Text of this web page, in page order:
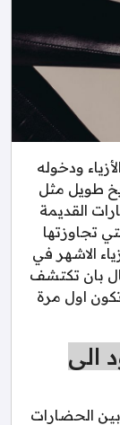
ودخوله
طويل مثل
القديمة
تجاوزتها
الاشهر في
بان تكتشف
اول مرة
الى
الحضارات